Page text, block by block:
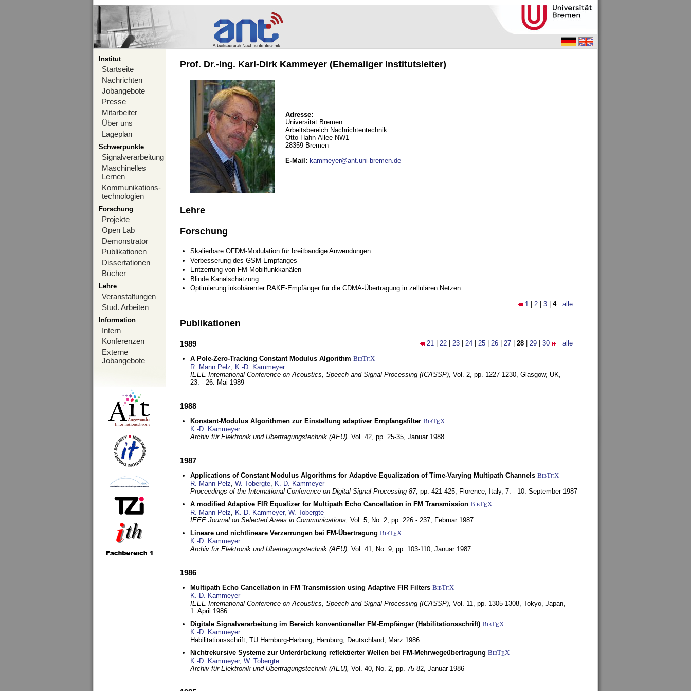
Institut
Startseite
Nachrichten
Jobangebote
Presse
Mitarbeiter
Über uns
Lageplan
Schwerpunkte
Signalverarbeitung
Maschinelles
Lernen
Kommunikations-
technologien
Forschung
Projekte
Open Lab
Demonstrator
Publikationen
Dissertationen
Bücher
Lehre
Veranstaltungen
Stud. Arbeiten
Information
Intern
Konferenzen
Externe
Jobangebote
Prof. Dr.-Ing. Karl-Dirk Kammeyer (Ehemaliger Institutsleiter)
Adresse:
Universität Bremen
Arbeitsbereich Nachrichtentechnik
Otto-Hahn-Allee NW1
28359 Bremen
E-Mail : kammeyer@ant.uni-bremen.de
Lehre
Forschung
Skalierbare OFDM-Modulation für breitbandige Anwendungen
Verbesserung des GSM-Empfanges
Entzerrung von FM-Mobilfunkkanälen
Blinde Kanalschätzung
Optimierung inkohärenter RAKE-Empfänger für die CDMA-Übertragung in zellulären Netzen
1 2 3 4 alle
Publikationen
21 22 23 24 25 26 27 28 29 30 alle
1989
A Pole-Zero-Tracking Constant Modulus Algorithm BibTEX
R. Mann Pelz, K.-D. Kammeyer
IEEE International Conference on Acoustics, Speech and Signal Processing (ICASSP), Vol. 2, pp. 1227-1230, Glasgow, UK,
23. - 26. Mai 1989
1988
Konstant-Modulus Algorithmen zur Einstellung adaptiver Empfangsfilter BibTEX
K.-D. Kammeyer
Archiv für Elektronik und Übertragungstechnik (AEÜ), Vol. 42, pp. 25-35, Januar 1988
1987
Applications of Constant Modulus Algorithms for Adaptive Equalization of Time-Varying Multipath Channels BibTEX
R. Mann Pelz, W. Tobergte, K.-D. Kammeyer
Proceedings of the International Conference on Digital Signal Processing 87, pp. 421-425, Florence, Italy, 7. - 10. September 1987
A modified Adaptive FIR Equalizer for Multipath Echo Cancellation in FM Transmission BibTEX
R. Mann Pelz, K.-D. Kammeyer, W. Tobergte
IEEE Journal on Selected Areas in Communications, Vol. 5, No. 2, pp. 226 - 237, Februar 1987
Lineare und nichtlineare Verzerrungen bei FM-Übertragung BibTEX
K.-D. Kammeyer
Archiv für Elektronik und Übertragungstechnik (AEÜ), Vol. 41, No. 9, pp. 103-110, Januar 1987
1986
Multipath Echo Cancellation in FM Transmission using Adaptive FIR Filters BibTEX
K.-D. Kammeyer
IEEE International Conference on Acoustics, Speech and Signal Processing (ICASSP), Vol. 11, pp. 1305-1308, Tokyo, Japan,
1. April 1986
Digitale Signalverarbeitung im Bereich konventioneller FM-Empfänger (Habilitationsschrift) BibTEX
K.-D. Kammeyer
Habilitationsschrift, TU Hamburg-Harburg, Hamburg, Deutschland, März 1986
Nichtrekursive Systeme zur Unterdrückung reflektierter Wellen bei FM-Mehrwegeübertragung BibTEX
K.-D. Kammeyer, W. Tobergte
Archiv für Elektronik und Übertragungstechnik (AEÜ), Vol. 40, No. 2, pp. 75-82, Januar 1986